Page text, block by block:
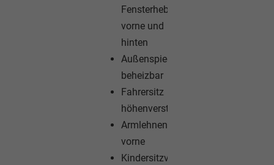
Fensterheber
vorne und
hinten
Außenspiegel
beheizbar
Fahrersitz
höhenverstellbar
Armlehnen
vorne
Kindersitzvorbereitung